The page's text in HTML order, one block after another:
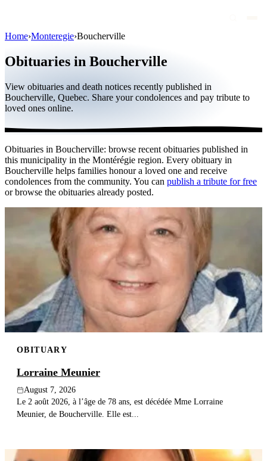
Public figures
Quebec
Canada
International
By region
By city
Publish an obituary
Search
Home›Monteregie›Boucherville
Obituaries in Boucherville
View obituaries and death notices recently published in
Boucherville, Quebec. Share your condolences and pay tribute to
loved ones online.
Obituaries in Boucherville: browse recent obituaries published in
this municipality in the Montérégie region. Every obituary in
Boucherville helps families honour a loved one and receive
condolences from the community. You can publish a tribute for free
or browse the obituaries already posted.
OBITUARY
Lorraine Meunier
August 7, 2026
Le 2 août 2026, à l’âge de 78 ans, est décédée Mme Lorraine
Meunier, de Boucherville. Elle est...